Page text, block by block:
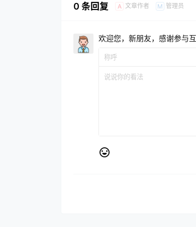
0 条回复 A 文章作者 M 管理员
欢迎您，新朋友，感谢参与互